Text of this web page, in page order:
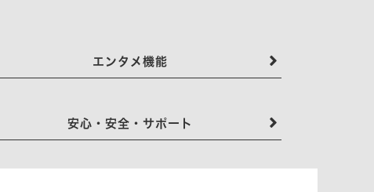
エンタメ機能
安心・安全・サポート